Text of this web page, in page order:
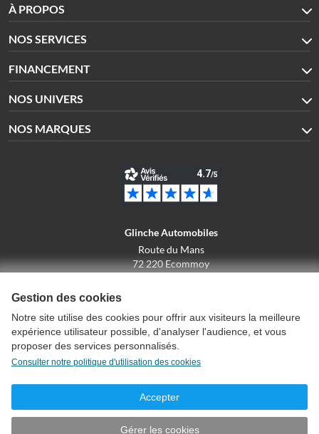
À PROPOS
NOS SERVICES
FINANCEMENT
NOS UNIVERS
NOS MARQUES
Glinche Automobiles
Route du Mans
72 220 Ecommoy
Conditions générales de vente
Gestion des cookies
Notre site utilise des cookies pour offrir aux visiteurs la meilleure
expérience utilisateur possible, d'analyser l'audience, et vous
proposer des services personnalisés.
Consulter notre politique d'utilisation des cookies
Accepter
Gérer les cookies